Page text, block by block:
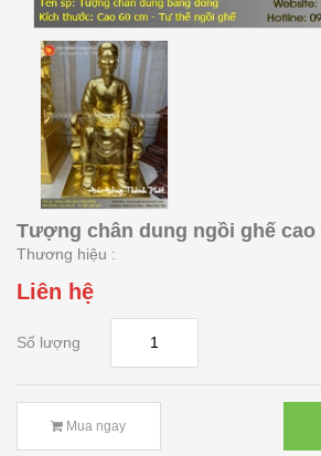
Tượng chân dung ngồi ghế cao
Thương hiệu :
Liên hệ
Số lượng
Mua ngay